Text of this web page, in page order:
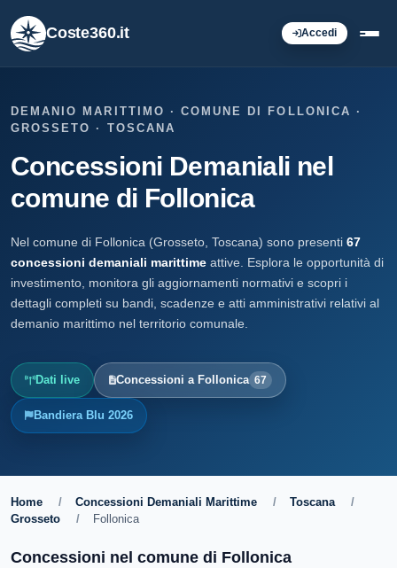
Coste360.it Accedi
DEMANIO MARITTIMO · COMUNE DI FOLLONICA ·
GROSSETO · TOSCANA
Concessioni Demaniali nel
comune di Follonica
Nel comune di Follonica (Grosseto, Toscana) sono presenti 67
concessioni demaniali marittime attive. Esplora le opportunità di
investimento, monitora gli aggiornamenti normativi e scopri i
dettagli completi su bandi, scadenze e atti amministrativi relativi al
demanio marittimo nel territorio comunale.
Dati live Concessioni a Follonica 67
Bandiera Blu 2026
Home / Concessioni Demaniali Marittime / Toscana
/
Grosseto
/ Follonica
Concessioni nel comune di Follonica